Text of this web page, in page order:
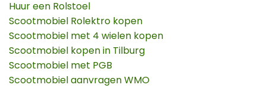
Huur een Rolstoel
Scootmobiel Rolektro kopen
Scootmobiel met 4 wielen kopen
Scootmobiel kopen in Tilburg
Scootmobiel met PGB
Scootmobiel aanvragen WMO